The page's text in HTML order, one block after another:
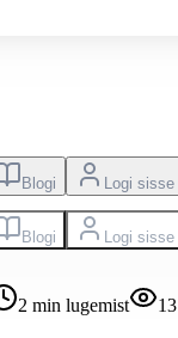
Blogi Logi sisse
Blogi Logi sisse
2 min lugemist 13